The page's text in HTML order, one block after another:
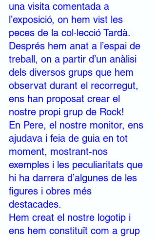
una visita comentada a
l’exposició, on hem vist les
peces de la col·lecció Tardà.
Després hem anat a l’espai de
treball, on a partir d’un anàlisi
dels diversos grups que hem
observat durant el recorregut,
ens han proposat crear el
nostre propi grup de Rock!
En Pere, el nostre monitor, ens
ajudava i feia de guia en tot
moment, mostrant-nos
exemples i les peculiaritats que
hi ha darrera d’algunes de les
figures i obres més
destacades.
Hem creat el nostre logotip i
ens hem constituït com a grup